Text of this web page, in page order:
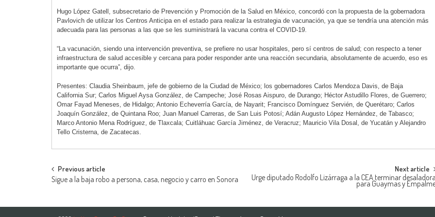
Hugo López Gatell, subsecretario de Prevención y Promoción de la Salud en México, concordó con la propuesta de la gobernadora
Pavlovich de utilizar los Centros Anticipa en el estado para realizar la estrategia de vacunación, ya que se tendría una atención más
adecuada para las personas a las que se les suministrará la vacuna contra el COVID-19.
“La vacunación, siendo una intervención preventiva, se prefiere no usar hospitales, pero sí centros de salud; con respecto a tener
infraestructura de salud accesible y cercana para poder responder ante una reacción secundaria, absolutamente de acuerdo, eso es
importante que ocurra”, dijo.
Presentes: Claudia Sheinbaum, jefe de gobierno de la Ciudad de México; los gobernadores Carlos Mendoza Davis, de Baja
California Sur; Carlos Miguel Aysa González, de Campeche; José Rosas Aispuro, de Durango; Héctor Astudillo Flores, de Guerrero;
Omar Fayad Meneses, de Hidalgo; Antonio Echeverría García, de Nayarit; Francisco Domínguez Servién, de Querétaro; Carlos
Joaquín González, de Quintana Roo; Juan Manuel Carreras, de San Luis Potosí; Adán Augusto López Hernández, de Tabasco;
Marco Antonio Mena Rodríguez, de Tlaxcala; Cuitláhuac García Jiménez, de Veracruz; Mauricio Vila Dosal, de Yucatán y Alejandro
Tello Cristerna, de Zacatecas.
Post
navigation
Previous article
Sigue a la baja robo a persona, casa, negocio y carro en Sonora
Next article
Urge diputado Rodolfo Lizárraga a la CEA terminar
para Guaymas y